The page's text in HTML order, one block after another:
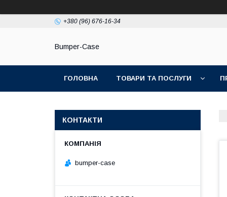
+380 (96) 676-16-34
Bumper-Case
ГОЛОВНА ТОВАРИ ТА ПОСЛУГИ
КОНТАКТИ
bumper-case